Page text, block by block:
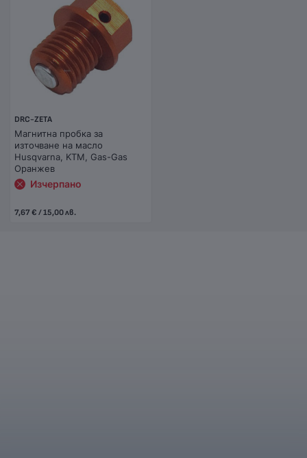
DRC-ZETA
Магнитна пробка за
източване на масло
Husqvarna, KTM, Gas-Gas
Оранжев
Изчерпано
7,67 € / 15,00 лв.